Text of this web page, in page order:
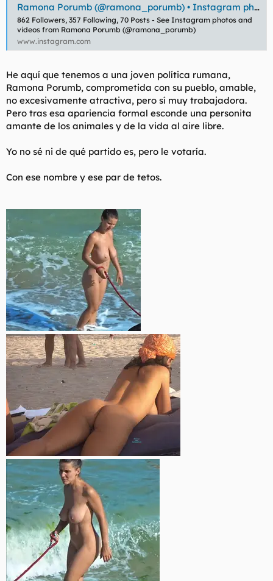
Ramona Porumb (@ramona_porumb) • Instagram photos and videos
862 Followers, 357 Following, 70 Posts - See Instagram photos and
videos from Ramona Porumb (@ramona_porumb)
www.instagram.com
He aquí que tenemos a una joven política rumana,
Ramona Porumb, comprometida con su pueblo, amable,
no excesivamente atractiva, pero sí muy trabajadora.
Pero tras esa apariencia formal esconde una personita
amante de los animales y de la vida al aire libre.
Yo no sé ni de qué partido es, pero le votaría.
Con ese nombre y ese par de tetos.